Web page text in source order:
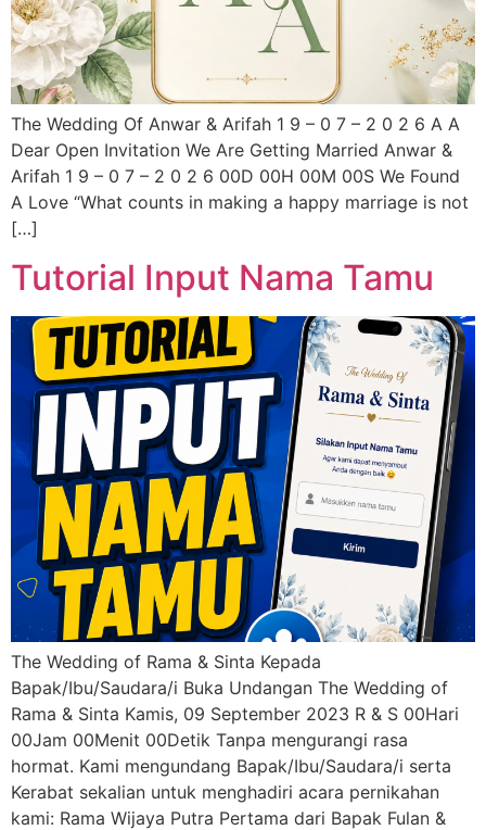
The Wedding Of Anwar & Arifah 1 9 – 0 7 – 2 0 2 6 A A
Dear Open Invitation We Are Getting Married Anwar &
Arifah 1 9 – 0 7 – 2 0 2 6 00D 00H 00M 00S We Found
A Love “What counts in making a happy marriage is not
[…]
Tutorial Input Nama Tamu
The Wedding of Rama & Sinta Kepada
Bapak/Ibu/Saudara/i Buka Undangan The Wedding of
Rama & Sinta Kamis, 09 September 2023 R & S 00Hari
00Jam 00Menit 00Detik Tanpa mengurangi rasa
hormat. Kami mengundang Bapak/Ibu/Saudara/i serta
Kerabat sekalian untuk menghadiri acara pernikahan
kami: Rama Wijaya Putra Pertama dari Bapak Fulan &